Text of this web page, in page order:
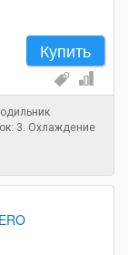
Купить
3. Охлаждение